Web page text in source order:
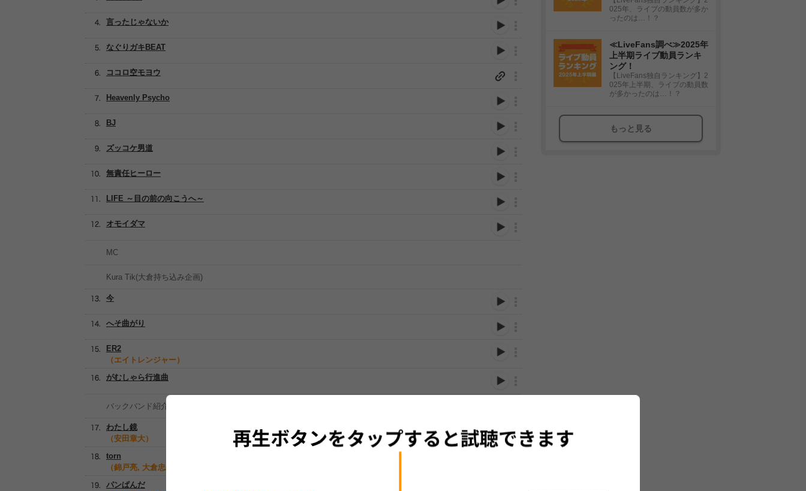
言ったじゃないか
BJ
無責任ヒーロー
なぐりガキBEAT
ココロ空モヨウ
Heavenly Psycho
ズッコケ男道
LIFE ～目の前の向こうへ～
オモイダマ
MC
Kura Tik(大倉持ち込み企画)
今
へそ曲がり
ER2
（エイトレンジャー）
がむしゃら行進曲
バックバンド紹介
わたし鏡
（安田章大）
torn
（錦戸亮, 大倉忠義）
パンぱんだ
025年、ライブの動員数が多か
ったのは…！？
≪LiveFans調べ≫2025年
上半期ライブ動員ランキ
ング！
【LiveFans独自ランキング】2
025年上半期、ライブの動員数
が多かったのは…！？
もっと見る